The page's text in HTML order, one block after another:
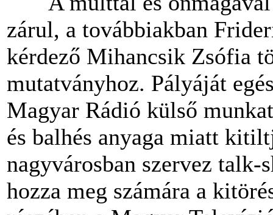
zárul, a továbbiakban
kérdező Mihancsik Zsófia
mutatványhoz. Pályáját
Magyar Rádió külső
és balhés anyaga miatt
nagyvárosban szervez
hozza meg számára a